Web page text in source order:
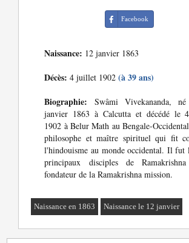
Facebook
Naissance: 12 janvier 1863
Décès: 4 juillet 1902(à 39 ans)
Biographie: Swâmi Vivekananda,
janvier 1863 à Calcutta et décédé le
1902 à Belur Math au Bengale-
philosophe et maître spirituel qui fit
l'hindouisme au monde occidental. Il fut
principaux disciples de
fondateur de la Ramakrishna mission.
Naissance en 1863 Naissance le 12 janvier